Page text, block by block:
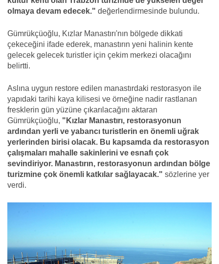
olmaya devam edecek." değerlendirmesinde bulundu.
Gümrükçüoğlu, Kızlar Manastırı'nın bölgede dikkati
çekeceğini ifade ederek, manastırın yeni halinin kente
gelecek gelecek turistler için çekim merkezi olacağını
belirtti.
Aslına uygun restore edilen manastırdaki restorasyon ile
yapıdaki tarihi kaya kilisesi ve örneğine nadir rastlanan
fresklerin gün yüzüne çıkarılacağını aktaran
Gümrükçüoğlu, "Kızlar Manastırı, restorasyonun
ardından yerli ve yabancı turistlerin en önemli uğrak
yerlerinden birisi olacak. Bu kapsamda da restorasyon
çalışmaları mahalle sakinlerini ve esnafı çok
sevindiriyor. Manastırın, restorasyonun ardından bölge
turizmine çok önemli katkılar sağlayacak." sözlerine yer
verdi.